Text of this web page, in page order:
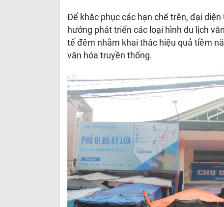
Để khắc phục các hạn chế trên, đại
hướng phát triển các loại hình du lịch
tế đêm nhằm khai thác hiệu quả tiềm
văn hóa truyền thống.